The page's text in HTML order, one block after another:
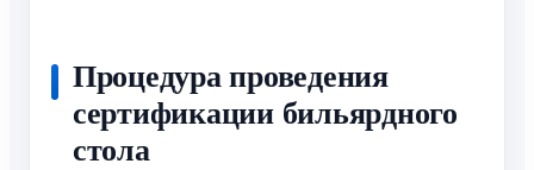
Процедура проведения
сертификации бильярдного
стола